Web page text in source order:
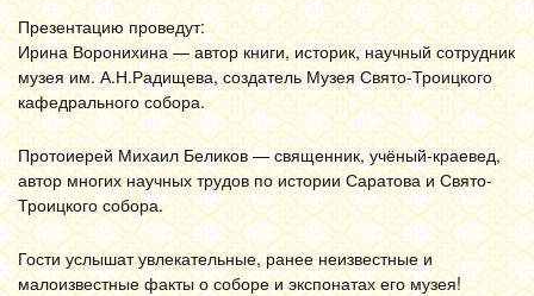
Презентацию проведут:
Ирина Воронихина — автор книги, историк, научный сотрудник
музея им. А.Н.Радищева, создатель Музея Свято-Троицкого
кафедрального собора.
Протоиерей Михаил Беликов — священник, учёный-краевед,
автор многих научных трудов по истории Саратова и Свято-
Троицкого собора.
Гости услышат увлекательные, ранее неизвестные и
малоизвестные факты о соборе и экспонатах его музея!